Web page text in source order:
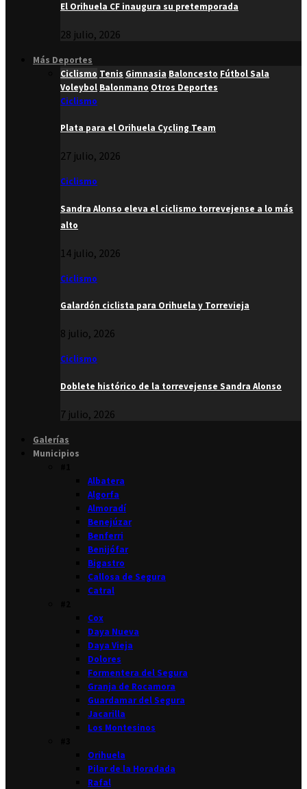
El Orihuela CF inaugura su pretemporada
28 julio, 2026
Más Deportes
Ciclismo Tenis Gimnasia Baloncesto Fútbol Sala
Voleybol Balonmano Otros Deportes
Ciclismo
Plata para el Orihuela Cycling Team
27 julio, 2026
Ciclismo
Sandra Alonso eleva el ciclismo torrevejense a lo más
alto
14 julio, 2026
Ciclismo
Galardón ciclista para Orihuela y Torrevieja
8 julio, 2026
Ciclismo
Doblete histórico de la torrevejense Sandra Alonso
7 julio, 2026
Galerías
Municipios
Albatera
Algorfa
Almoradí
Benejúzar
Benferri
Benijófar
Bigastro
Callosa de Segura
Catral
Cox
Daya Nueva
Daya Vieja
Dolores
Formentera del Segura
Granja de Rocamora
Guardamar del Segura
Jacarilla
Los Montesinos
Orihuela
Pilar de la Horadada
Rafal